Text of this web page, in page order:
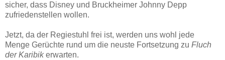
sicher, dass Disney und Bruckheimer Johnny Depp
zufriedenstellen wollen.
Jetzt, da der Regiestuhl frei ist, werden uns wohl jede
Menge Gerüchte rund um die neuste Fortsetzung zu Fluch
der Karibikerwarten.